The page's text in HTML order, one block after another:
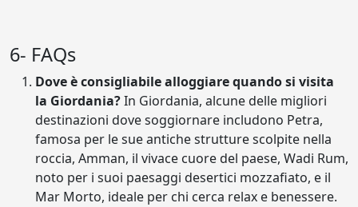
6- FAQs
Dove è consigliabile alloggiare quando si visita
la Giordania?In Giordania, alcune delle migliori
destinazioni dove soggiornare includono Petra,
famosa per le sue antiche strutture scolpite nella
roccia, Amman, il vivace cuore del paese, Wadi Rum,
noto per i suoi paesaggi desertici mozzafiato, e il
Mar Morto, ideale per chi cerca relax e benessere.